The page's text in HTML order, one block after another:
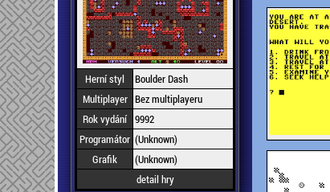
Herní styl
Boulder Dash
Multiplayer Bez multiplayeru
Rok vydání 9992
Programátor (Unknown)
Grafik
(Unknown)
detail hry